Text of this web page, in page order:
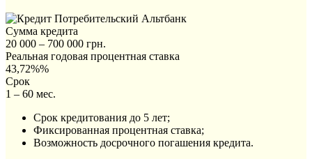
Сумма кредита
20 000 – 700 000 грн.
Реальная годовая процентная ставка
43,72%%
Срок
1 – 60 мес.
Срок кредитования до 5 лет;
Фиксированная процентная ставка;
Возможность досрочного погашения кредита.